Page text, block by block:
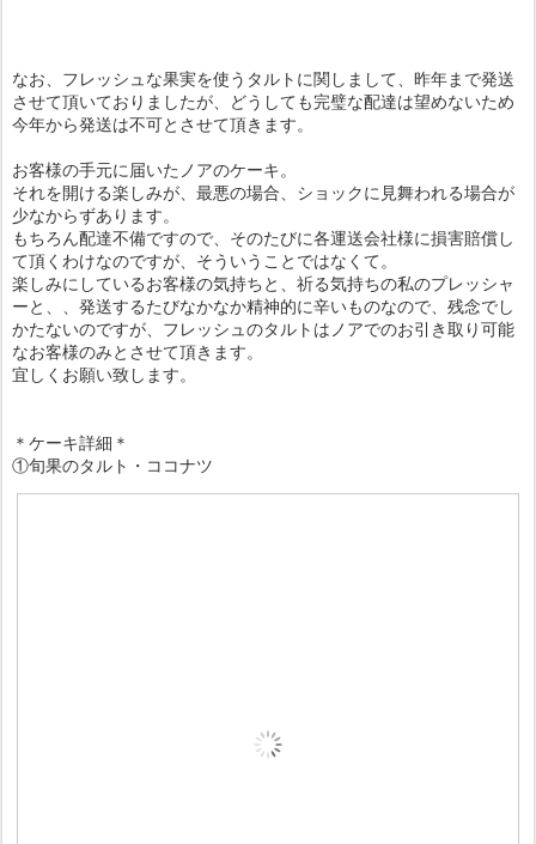
なお、フレッシュな果実を使うタルトに関しまして、昨年まで発送
させて頂いておりましたが、どうしても完璧な配達は望めないため
今年から発送は不可とさせて頂きます。
お客様の手元に届いたノアのケーキ。
それを開ける楽しみが、最悪の場合、ショックに見舞われる場合が
少なからずあります。
もちろん配達不備ですので、そのたびに各運送会社様に損害賠償し
て頂くわけなのですが、そういうことではなくて。
楽しみにしているお客様の気持ちと、祈る気持ちの私のプレッシャ
ーと、、発送するたびなかなか精神的に辛いものなので、残念でし
かたないのですが、フレッシュのタルトはノアでのお引き取り可能
なお客様のみとさせて頂きます。
宜しくお願い致します。
＊ケーキ詳細＊
①旬果のタルト・ココナツ